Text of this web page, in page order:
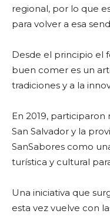
regional, por lo que
para volver a esa
Desde el principio el
buen comer es un
tradiciones y a la
En 2019,
San Salvador y la
SanSabores como
turística y cultural
Una iniciativa que
esta vez vuelve con